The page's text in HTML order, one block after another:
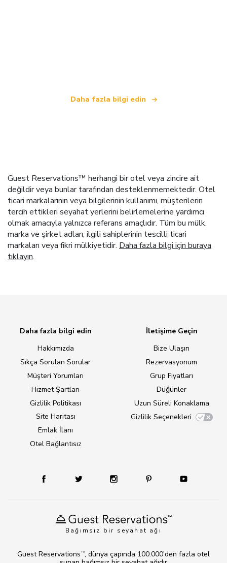
Daha fazla bilgi edin
Guest Reservations™ herhangi bir otel veya zincire ait
değildir veya bunlar tarafından desteklenmemektedir. Otel
ticari markalarının veya bilgilerinin kullanımı, müşterilerin
tercih ettikleri seyahat yerlerini belirlemelerine yardımcı
olmak amacıyla yalnızca referans amaçlıdır. Tüm bu mülk,
marka ve şirket adları, ilgili sahiplerinin tescilli ticari
markaları veya fikri mülkiyetidir. Daha fazla bilgi için buraya
tıklayın.
Bağımsız bir seyahat ağı
Daha fazla bilgi edin
Hakkımızda
Sıkça Sorulan Sorular
Müşteri Yorumları
Hizmet Şartları
Gizlilik Politikası
Site Haritası
Emlak İlanı
Otel Bağlantısız
İletişime Geçin
Bize Ulaşın
Rezervasyonum
Grup Fiyatları
Düğünler
Uzun Süreli Konaklama
Gizlilik Seçenekleri
Guest Reservations TM, dünya çapında 100.000'den fazla otel